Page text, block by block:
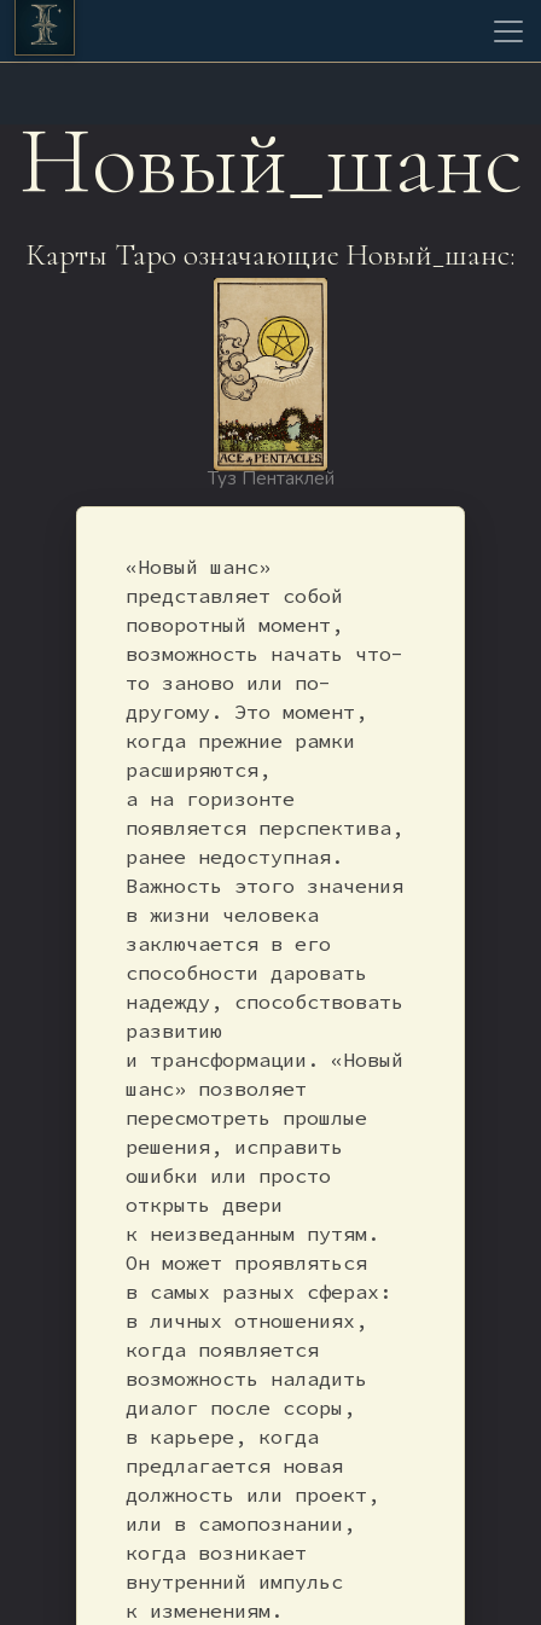
Новый_шанс
Карты Таро означающие Новый_шанс:
Туз Пентаклей
«Новый шанс»
представляет собой
поворотный момент,
возможность начать что-
то заново или по-
другому. Это момент,
когда прежние рамки
расширяются,
а на горизонте
появляется перспектива,
ранее недоступная.
Важность этого значения
в жизни человека
заключается в его
способности даровать
надежду, способствовать
развитию
и трансформации. «Новый
шанс» позволяет
пересмотреть прошлые
решения, исправить
ошибки или просто
открыть двери
к неизведанным путям.
Он может проявляться
в самых разных сферах:
в личных отношениях,
когда появляется
возможность наладить
диалог после ссоры,
в карьере, когда
предлагается новая
должность или проект,
или в самопознании,
когда возникает
внутренний импульс
к изменениям.